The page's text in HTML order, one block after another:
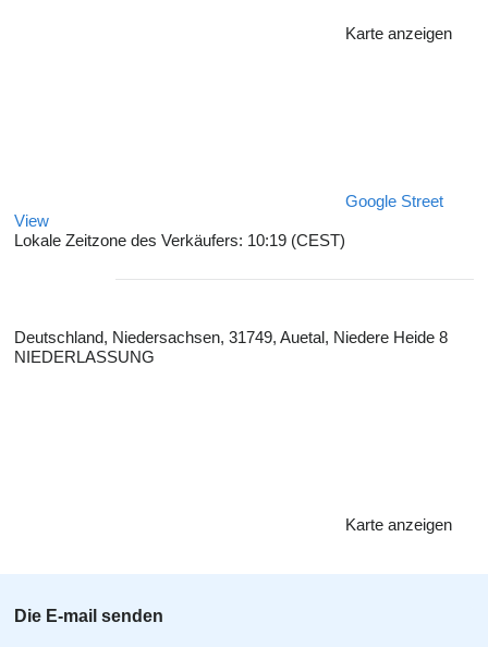
Karte anzeigen
Google Street
View
Lokale Zeitzone des Verkäufers: 10:19 (CEST)
Deutschland, Niedersachsen, 31749, Auetal, Niedere Heide 8
NIEDERLASSUNG
Karte anzeigen
Die E-mail senden